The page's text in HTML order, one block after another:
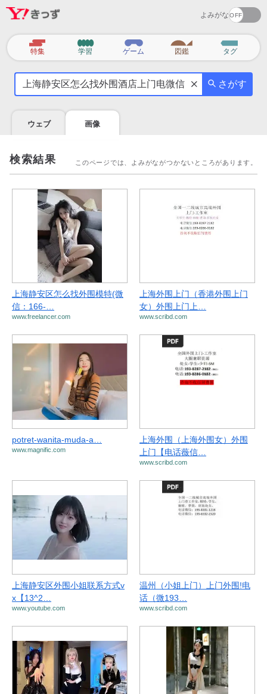
よみがな
カ
テ
特集 学習 ゲーム 図鑑 タグ
気
に
を
調
べ
よ
さがす
ウェブ 画像
検索結果 このページでは、よみがながつかないところがあります。
上海静安区怎么找外围模特(微
信：166-…
www.freelancer.com
上海外围上门（香港外围上门
女）外围上门上…
www.scribd.com
potret-wanita-muda-a…
www.magnific.com
上海外围（上海外围女）外围
上门【电话薇信…
www.scribd.com
上海静安区外围小姐联系方式v
x【13^2…
www.youtube.com
温州（小姐上门）上门外围!电
话（微193…
www.scribd.com